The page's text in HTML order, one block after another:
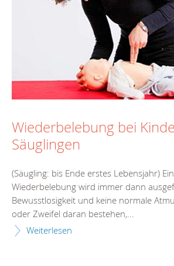
Wiederbelebung bei
Säuglingen
(Säugling: bis Ende erstes Lebensjahr)
Wiederbelebung wird immer dann
Bewusstlosigkeit und keine normale
oder Zweifel daran bestehen,...
Weiterlesen